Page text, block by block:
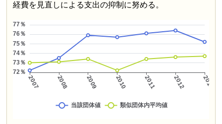
経費を見直しによる支出の抑制に努める。